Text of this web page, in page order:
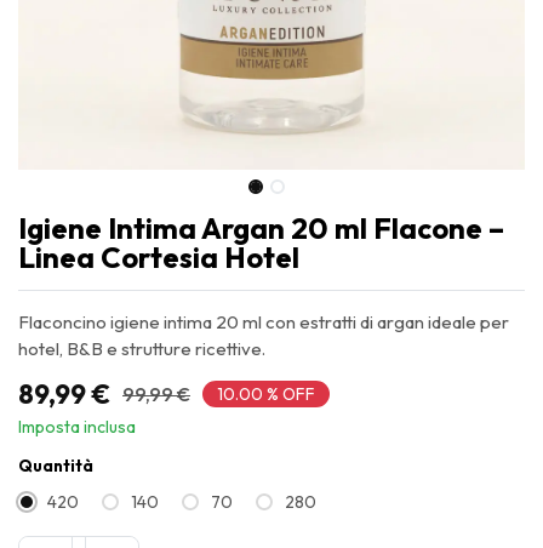
Igiene Intima Argan 20 ml Flacone –
Linea Cortesia Hotel
Flaconcino igiene intima 20 ml con estratti di argan ideale per
hotel, B&B e strutture ricettive.
89,99€ 99,99€
Imposta inclusa
10.00 % OFF
Quantità
420 140 70 280